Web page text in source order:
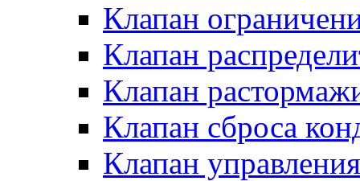
Клапан
Клапан
Клапан
Клапан сброса
Клапан управления